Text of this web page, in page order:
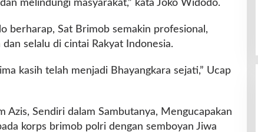
melindungi masyarakat,” kata Joko Widodo.
berharap, Sat Brimob semakin profesional,
selalu di cintai Rakyat Indonesia.
kasih telah menjadi Bhayangkara sejati,” Ucap
Azis, Sendiri dalam Sambutanya, Mengucapakan
korps brimob polri dengan semboyan Jiwa